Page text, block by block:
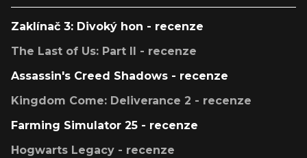
Zaklínač 3: Divoký hon - recenze
The Last of Us: Part II - recenze
Assassin's Creed Shadows - recenze
Kingdom Come: Deliverance 2 - recenze
Farming Simulator 25 - recenze
Hogwarts Legacy - recenze